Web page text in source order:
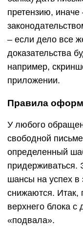
претензию,
– если дело все
доказательства
например,
приложении.
Правила
У любого
свободной
определенный
придерживаться.
шансы на успех в
снижаются. Итак,
верхнего блока с
«подвала».